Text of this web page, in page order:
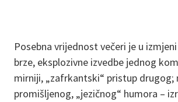
Posebna vrijednost večeri je u
brze, eksplozivne izvedbe jednog
mirniji, „zafrkantski“ pristup drugog;
promišljenog, „jezičnog“ humora –